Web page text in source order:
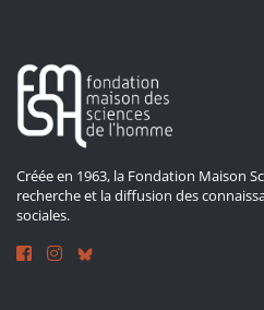
Créée en 1963, la Fondation Maison
recherche et la diffusion des
sociales.